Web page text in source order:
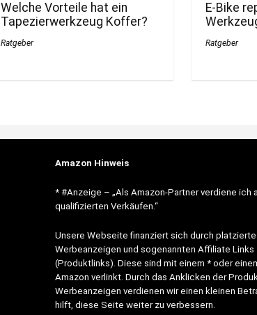
Welche Vorteile hat ein
Tapezierwerkzeug Koffer?
Ratgeber
E-Bike
Ratgeber
Amazon Hinweis
* #Anzeige – „Als Amazon-Partner verdiene ich
qualifizierten Verkäufen.“
Unsere Webseite finanziert sich durch platzierte
Werbeanzeigen und sogenannten Affiliate Links
(Produktlinks). Diese sind mit einem * oder
Amazon verlinkt. Durch das Anklicken der
Werbeanzeigen verdienen wir einen kleinen
hilft, diese Seite weiter zu verbessern.